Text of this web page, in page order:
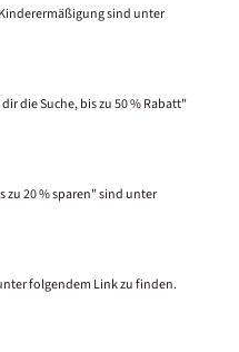
sind unter
die Suche, bis zu 50 % Rabatt"
zu 20 % sparen" sind unter
folgendem Link zu finden.